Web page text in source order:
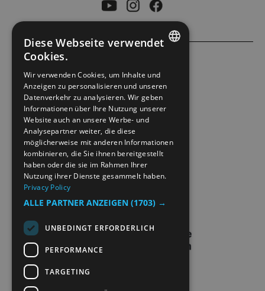
ACCESSIBILITY STATEMENT
PRIVACY POLICY & COOKIES
SITE MAP
EXTRANETT
KONTAKT
NORWEGIAN
GERMAN
Diese Webseite verwendet
Cookies.
Wir verwenden Cookies, um Inhalte und
Anzeigen zu personalisieren und unseren
Datenverkehr zu analysieren. Wir geben
Informationen über Ihre Nutzung unserer
Website auch an unsere Werbe- und
Analysepartner weiter, die diese
möglicherweise mit anderen Informationen
kombinieren, die Sie ihnen bereitgestellt
haben oder die sie im Rahmen Ihrer
Nutzung ihrer Dienste gesammelt haben.
Privacy Policy
ALLE PARTNER ANZEIGEN (1703) →
UNBEDINGT ERFORDERLICH
PERFORMANCE
TARGETING